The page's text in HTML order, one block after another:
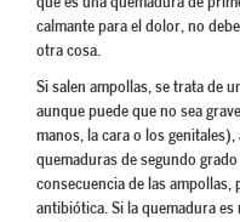
calmante para el dolor, no
otra cosa.
Si salen ampollas, se trata de
aunque puede que no sea
manos, la cara o los
quemaduras de segundo
consecuencia de las
antibiótica. Si la quemadura